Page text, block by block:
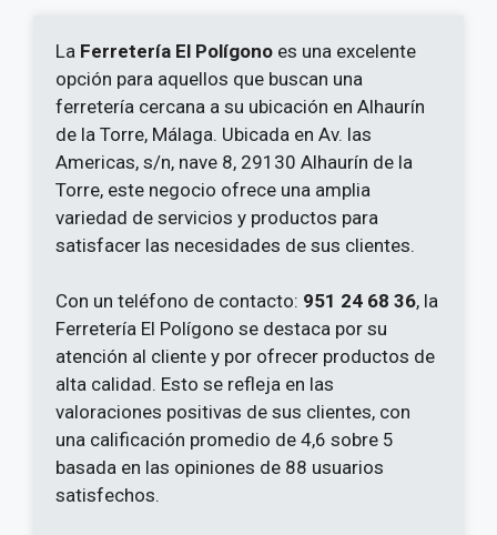
La Ferretería El Polígono es una excelente
opción para aquellos que buscan una
ferretería cercana a su ubicación en Alhaurín
de la Torre, Málaga. Ubicada en Av. las
Americas, s/n, nave 8, 29130 Alhaurín de la
Torre, este negocio ofrece una amplia
variedad de servicios y productos para
satisfacer las necesidades de sus clientes.
Con un teléfono de contacto: 951 24 68 36, la
Ferretería El Polígono se destaca por su
atención al cliente y por ofrecer productos de
alta calidad. Esto se refleja en las
valoraciones positivas de sus clientes, con
una calificación promedio de 4,6 sobre 5
basada en las opiniones de 88 usuarios
satisfechos.